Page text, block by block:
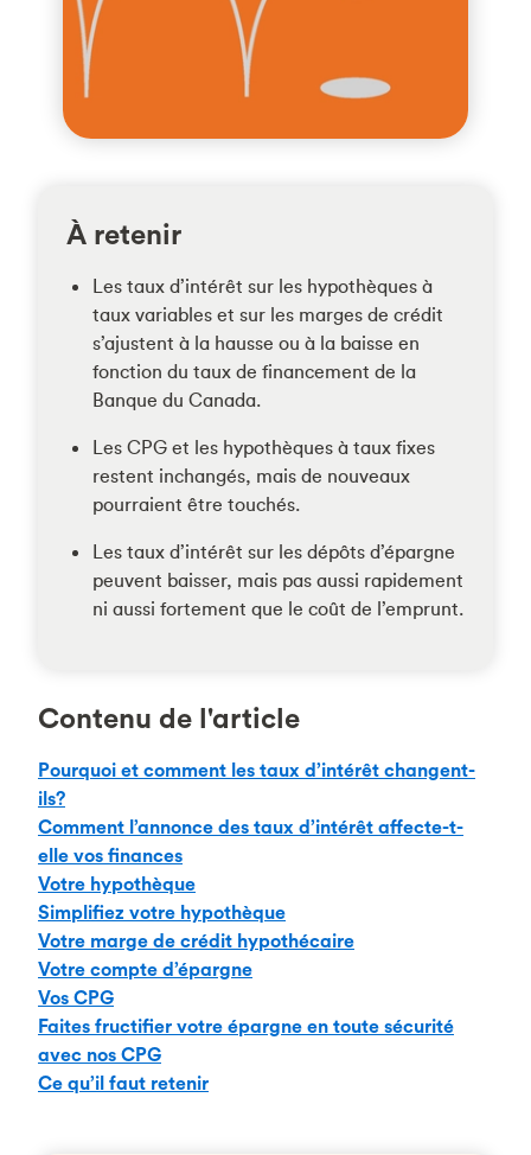
À retenir
Les taux d’intérêt sur les hypothèques à
taux variables et sur les marges de crédit
s’ajustent à la hausse ou à la baisse en
fonction du taux de financement de la
Banque du Canada.
Les CPG et les hypothèques à taux fixes
restent inchangés, mais de nouveaux
pourraient être touchés.
Les taux d’intérêt sur les dépôts d’épargne
peuvent baisser, mais pas aussi rapidement
ni aussi fortement que le coût de l’emprunt.
Contenu de l'article
Pourquoi et comment les taux d’intérêt changent-
ils?
Comment l’annonce des taux d’intérêt affecte-t-
elle vos finances
Votre hypothèque
Simplifiez votre hypothèque
Votre marge de crédit hypothécaire
Votre compte d’épargne
Vos CPG
Faites fructifier votre épargne en toute sécurité
avec nos CPG
Ce qu’il faut retenir